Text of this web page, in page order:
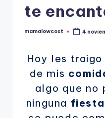
te
Publicado
mamalowcost 4
Hoy les
de mis
algo que no
ninguna fiesta